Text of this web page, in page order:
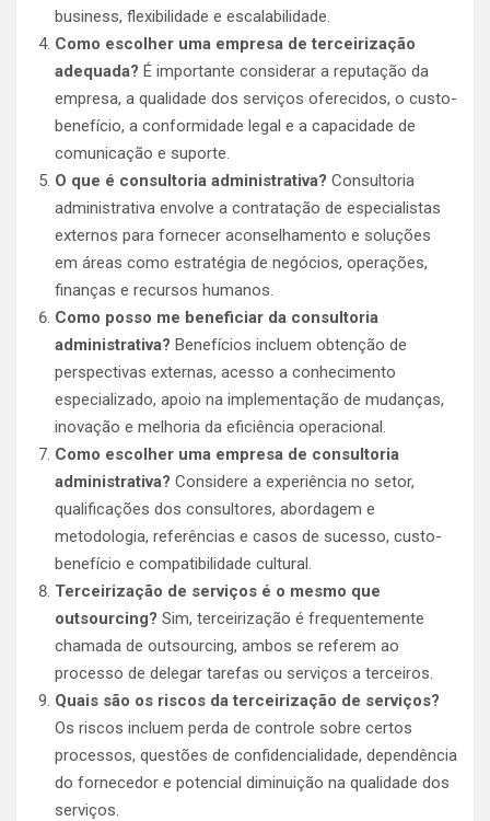
business, flexibilidade e escalabilidade.
Como escolher uma empresa de terceirização
adequada? É importante considerar a reputação da
empresa, a qualidade dos serviços oferecidos, o custo-
benefício, a conformidade legal e a capacidade de
comunicação e suporte.
O que é consultoria administrativa? Consultoria
administrativa envolve a contratação de especialistas
externos para fornecer aconselhamento e soluções
em áreas como estratégia de negócios, operações,
finanças e recursos humanos.
Como posso me beneficiar da consultoria
administrativa? Benefícios incluem obtenção de
perspectivas externas, acesso a conhecimento
especializado, apoio na implementação de mudanças,
inovação e melhoria da eficiência operacional.
Como escolher uma empresa de consultoria
administrativa? Considere a experiência no setor,
qualificações dos consultores, abordagem e
metodologia, referências e casos de sucesso, custo-
benefício e compatibilidade cultural.
Terceirização de serviços é o mesmo que
outsourcing? Sim, terceirização é frequentemente
chamada de outsourcing, ambos se referem ao
processo de delegar tarefas ou serviços a terceiros.
Quais são os riscos da terceirização de serviços?
Os riscos incluem perda de controle sobre certos
processos, questões de confidencialidade, dependência
do fornecedor e potencial diminuição na qualidade dos
serviços.